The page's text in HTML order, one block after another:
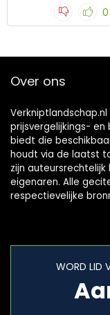
0
Over ons
prijsvergelijkings-
biedt die
houdt via de laatst
zijn
eigenaren. Alle
respectievelijke
WORD LID